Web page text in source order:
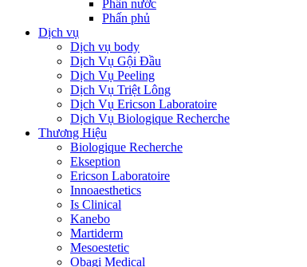
Phấn nước
Phấn phủ
Dịch vụ
Dịch vụ body
Dịch Vụ Gội Đầu
Dịch Vụ Peeling
Dịch Vụ Triệt Lông
Dịch Vụ Ericson Laboratoire
Dịch Vụ Biologique Recherche
Thương Hiệu
Biologique Recherche
Ekseption
Ericson Laboratoire
Innoaesthetics
Is Clinical
Kanebo
Martiderm
Mesoestetic
Obagi Medical